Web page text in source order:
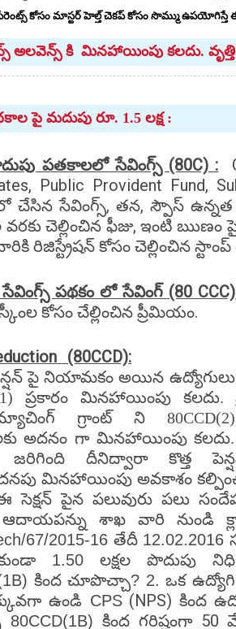
కోసం మాస్టర్ హెల్త్ చెకప్ కోసం సొమ్ము ఉపయోగిస్తే ఈ
అలవెన్స్ కి మినహాయింపు కలదు.
పై మదుపు రూ. 1.5 లక్ష :
పతకాలలో సేవింగ్స్ (80C) :
Public Provident Fund,
సేవింగ్స్, తన, స్పౌస్ ఉన్నత
వరకు చెల్లించిన ఫీజు, ఇంటి ఋణం
రిజిస్ట్రేషన్ కోసం చెల్లించిన
సేవింగ్స్ పథకం లో సేవింగ్ (80
కోసం చేల్లించిన ప్రీమియం.
(80CCD):
పై నియామకం అయిన ఉద్యోగులు
ప్రకారం మినహాయింపు కలదు.
గ్రాంట్ ని
అదనం గా మినహాయింపు కలదు
జరిగింది దీనిద్వారా కొత్త
మినహాయింపు అవకాశం
సెక్షన్ పైన పలువురు పలు
ఆదాయపన్ను శాఖ వారి నుండి
67/2015-16 తేదీ
1.50 లక్షల పొదుపు
కిందచూపొచ్చా? 2. ఒక ఉద్యోగి
ఉండి CPS (NPS) కింద
కింద గరిష్టంగా